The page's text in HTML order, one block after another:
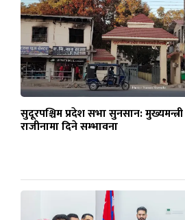
सुदूरपश्चिम प्रदेश सभा सुनसान:
राजीनामा दिने सम्भावना